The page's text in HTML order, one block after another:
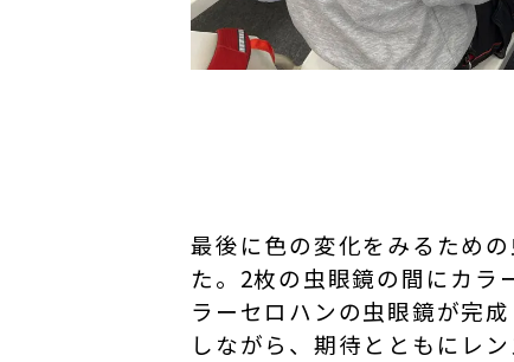
最後に色の変化をみるため
た。2枚の虫眼鏡の間にカラ
ラーセロハンの虫眼鏡が完
しながら、期待とともにレ